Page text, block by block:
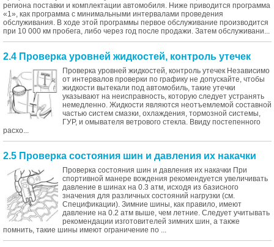
региона поставки и комплектации автомобиля. Ниже приводится программа
«1», как программа с минимальными интервалами проведения
обслуживания. В ходе этой программы первое обслуживание производится
при 10 000 км пробега, либо через год после продажи. Затем обслуживани...
2.4 Проверка уровней жидкостей, контроль утечек
Проверка уровней жидкостей, контроль утечек Независимо
от интервалов проверки по графику не допускайте, чтобы
жидкости вытекали под автомобиль, такие утечки
указывают на неисправность, которую следует устранять
немедленно. Жидкости являются неотъемлемой составной
частью систем смазки, охлаждения, тормозной системы,
ГУР, и омывателя ветрового стекла. Ввиду постепенного
расхо...
2.5 Проверка состояния шин и давления их накачки
Проверка состояния шин и давления их накачки При
спортивной манере вождения рекомендуется увеличивать
давление в шинах на 0.3 атм, исходя из базисного
значения для различных состояний нагрузки (см.
Спецификации). Зимние шины, как правило, имеют
давление на 0.2 атм выше, чем летние. Следует учитывать
рекомендации изготовителей зимних шин, а также
помнить, такие шины имеют ограничение по ...